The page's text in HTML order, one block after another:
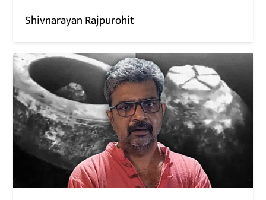
Shivnarayan Rajpurohit